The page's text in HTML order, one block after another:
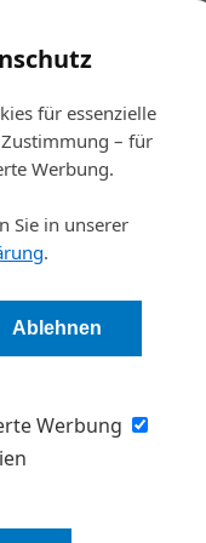
für essenzielle
– für
Werbung.
Sie in unserer
.
Ablehnen
Werbung